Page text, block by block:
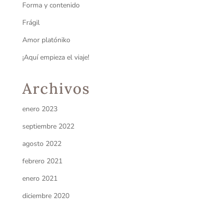
Forma y contenido
Frágil
Amor platóniko
¡Aquí empieza el viaje!
Archivos
enero 2023
septiembre 2022
agosto 2022
febrero 2021
enero 2021
diciembre 2020